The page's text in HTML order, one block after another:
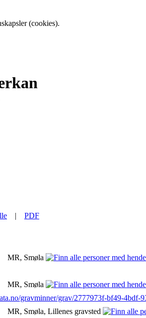
(cookies).
| PDF
MR, Smøla
MR, Smøla
gravminner/grav/2777973f-bf49-4bdf-
MR, Smøla, Lillenes gravsted